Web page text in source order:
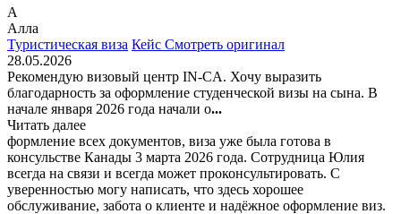
А
Алла
Туристическая виза Кейс Смотреть оригинал
28.05.2026
Рекомендую визовый центр IN-CA. Хочу выразить
благодарность за оформление студенческой визы на сына. В
начале января 2026 года начали о...
Читать далее
формление всех документов, виза уже была готова в
консульстве Канады 3 марта 2026 года. Сотрудница Юлия
всегда на связи и всегда может проконсультировать. С
уверенностью могу написать, что здесь хорошее
обслуживание, забота о клиенте и надёжное оформление виз.